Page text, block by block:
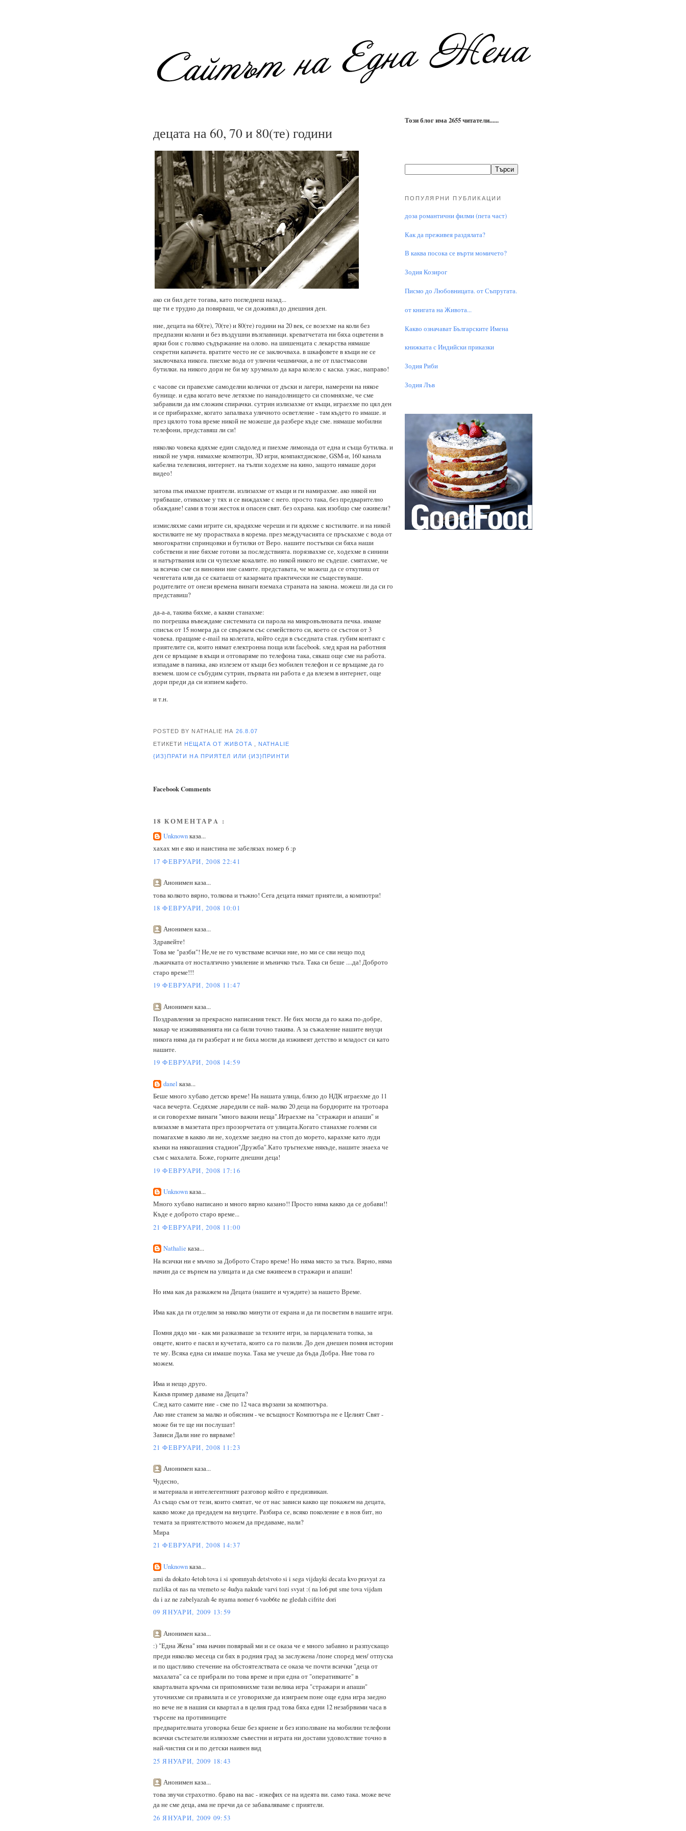
децата на 60, 70 и 80(те) години
ако си бил дете тогава, като погледнеш назад...
ще ти е трудно да повярваш, че си доживял до днешния ден.
ние, децата на 60(те), 70(те) и 80(те) години на 20 век, се возехме на коли без
предпазни колани и без въздушни възглавници. креватчетата ни бяха оцветени в
ярки бои с голямо съдържание на олово. на шишенцата с лекарства нямаше
секретни капачета. вратите често не се заключваха. в шкафовете в къщи не се
заключваха никога. пиехме вода от улични чешмички, а не от пластмасови
бутилки. на никого дори не би му хрумнало да кара колело с каска. ужас, направо!
с часове си правехме самоделни колички от дъски и лагери, намерени на някое
бунище. и едва когато вече летяхме по нанадолнището си спомняхме, че сме
забравили да им сложим спирачки. сутрин излизахме от къщи, играехме по цял ден
и се прибирахме, когато запалваха уличното осветление - там където го имаше. и
през цялото това време никой не можеше да разбере къде сме. нямаше мобилни
телефони, представяш ли си!
няколко човека ядяхме един сладолед и пиехме лимонада от една и съща бутилка. и
никой не умря. нямахме компютри, 3D игри, компактдискове, GSM-и, 160 канала
кабелна телевизия, интернет. на тълпи ходехме на кино, защото нямаше дори
видео!
затова пък имахме приятели. излизахме от къщи и ги намирахме. ако някой ни
трябваше, отивахме у тях и се виждахме с него. просто така, без предварително
обаждане! сами в този жесток и опасен свят. без охрана. как изобщо сме оживели?
измисляхме сами игрите си, крадяхме череши и ги ядяхме с костилките. и на никой
костилките не му прорастваха в корема. през междучасията се пръскахме с вода от
многократни спринцовки и бутилки от Веро. нашите постъпки си бяха наши
собствени и ние бяхме готови за последствията. порязвахме се, ходехме в синини
и натъртвания или си чупехме кокалите. но никой никого не съдеше. смятахме, че
за всичко сме си виновни ние самите. представата, че можеш да се откупиш от
ченгетата или да се скатаеш от казармата практически не съществуваше.
родителите от онези времена винаги вземаха страната на закона. можеш ли да си го
представиш?
да-а-а, такива бяхме, а какви станахме:
по погрешка въвеждаме системната си парола на микровълновата печка. имаме
списък от 15 номера да се свържем със семейството си, което се състои от 3
човека. пращаме e-mail на колегата, който седи в съседната стая. губим контакт с
приятелите си, които нямат електронна поща или facebook. sлед края на работния
ден се връщаме в къщи и отговаряме по телефона така, сякаш още сме на работа.
изпадаме в паника, ако излезем от къщи без мобилен телефон и се връщаме да го
вземем. шом се събудим сутрин, първата ни работа е да влезем в интернет, още
дори преди да си изпием кафето.
и т.н.
POSTED BY NATHALIE НА 26.8.07
ЕТИКЕТИ НЕЩАТА ОТ ЖИВОТА NATHALIE
{ИЗ}ПРАТИ НА ПРИЯТЕЛ ИЛИ {ИЗ}ПРИНТИ
Facebook Comments
18 КОМЕНТАРA :
Unknownказа...
хахах мн е яко и наистина не забелязах номер 6 :p
17 ФЕВРУАРИ, 2008 22:41
Анонимен каза...
това колкото вярно, толкова и тъжно! Сега децата нямат приятели, а компютри!
18 ФЕВРУАРИ, 2008 10:01
Анонимен каза...
Здравейте!
Това ме "разби"! Не,че не го чувстваме всички ние, но ми се сви нещо под
лъжичката от носталгично умиление и мъничко тъга. Така си беше ....да! Доброто
старо време!!!
19 ФЕВРУАРИ, 2008 11:47
Анонимен каза...
Поздравления за прекрасно написания текст. Не бих могла да го кажа по-добре,
макар че изживяванията ни са били точно такива. А за съжаление нашите внуци
никога няма да ги разберат и не биха могли да изживеят детство и младост си като
нашите.
19 ФЕВРУАРИ, 2008 14:59
danel каза...
Беше много хубаво детско време! На нашата улица, близо до НДК играехме до 11
часа вечерта. Седяхме ,наредили се най- малко 20 деца на бордюрите на тротоара
и си говорехме винаги "много важни неща".Играехме на "стражари и апаши" и
влизахме в мазетата през прозорчетата от улицата.Когато станахме големи си
помагахме в какво ли не, ходехме заедно на стоп до морето, карахме като луди
кънки на някогашния стадион"Дружба".Като тръгнехме някъде, нашите знаеха че
съм с махалата. Боже, горките днешни деца!
19 ФЕВРУАРИ, 2008 17:16
Unknownказа...
Много хубаво написано и много вярно казано!! Просто няма какво да се добави!!
Къде е доброто старо време...
21 ФЕВРУАРИ, 2008 11:00
Nathalie каза...
На всички ни е мъчно за Доброто Старо време! Но няма място за тъга. Вярно, няма
начин да се върнем на улицата и да сме вживеем в стражари и апаши!
Но има как да разкажем на Децата (нашите и чуждите) за нашето Време.
Има как да ги отделим за няколко минути от екрана и да ги посветим в нашите игри.
Помня дядо ми - как ми разказваше за техните игри, за парцалената топка, за
овцете, които е пасял и кучетата, които са го пазили. До ден днешен помня истории
те му. Всяка една си имаше поука. Така ме учеше да бъда Добра. Ние това го
можем.
Има и нещо друго.
Какъв пример даваме на Децата?
След като самите ние - сме по 12 часа вързани за компютъра.
Ако ние станем за малко и обясним - че всъщност Компютъра не е Целият Свят -
може би те ще ни послушат!
Зависи Дали ние го вярваме!
21 ФЕВРУАРИ, 2008 11:23
Анонимен каза...
Чудесно,
и материала и интелегентният разговор който е предизвикан.
Аз също съм от тези, които смятат, че от нас зависи какво ще покажем на децата,
какво може да предадем на внуците. Разбира се, всяко поколение е в нов бит, но
темата за приятелството можем да предаваме, нали?
Мира
21 ФЕВРУАРИ, 2008 14:37
Unknownказа...
ami da dokato 4etoh tova i si spomnyah detstvoto si i sega vijdayki decata kvo pravyat za
razlika ot nas na vremeto se 4udya nakude varvi tozi svyat :( na lo6 put sme tova vijdam
da i az ne zabelyazah 4e nyama nomer 6 vaob6te ne gledah cifrite dori
09 ЯНУАРИ, 2009 13:59
Анонимен каза...
:) "Една Жена" има начин повярвай ми и се оказа че е много забавно и разпускащо
преди няколко месеца си бях в родния град за заслужена /поне според мен/ отпуска
и по щастливо стечение на обстоятелствата се оказа че почти всички "деца от
махалата" са се прибрали по това време и при една от "оперативките" в
кварталната кръчма си припомнихме тази велика игра "стражари и апаши"
уточнихме си правилата и се уговорихме да изиграем поне още една игра заедно
но вече не в нашия си квартал а в целия град това бяха едни 12 незабрвими часа в
търсене на противниците
предварителната уговорка беше без криене и без използване на мобилни телефони
всички състезатели излязохме съвестни и играта ни достави удоволствие точно в
най-чистия си и по детски наивен вид
25 ЯНУАРИ, 2009 18:43
Анонимен каза...
това звучи страхотно. браво на вас - изкефих се на идеята ви. само така. може вече
да не сме деца, ама не пречи да се забаваляваме с приятели.
26 ЯНУАРИ, 2009 09:53
Този блог има 2655 читатели......
ПОПУЛЯРНИ ПУБЛИКАЦИИ
доза романтични филми (пета част)
Как да преживея раздялата?
В каква посока се върти момичето?
Зодия Козирог
Писмо до Любовницата. от Съпругата.
от книгата на Живота...
Какво означават Българските Имена
книжката с Индийски приказки
Зодия Риби
Зодия Лъв